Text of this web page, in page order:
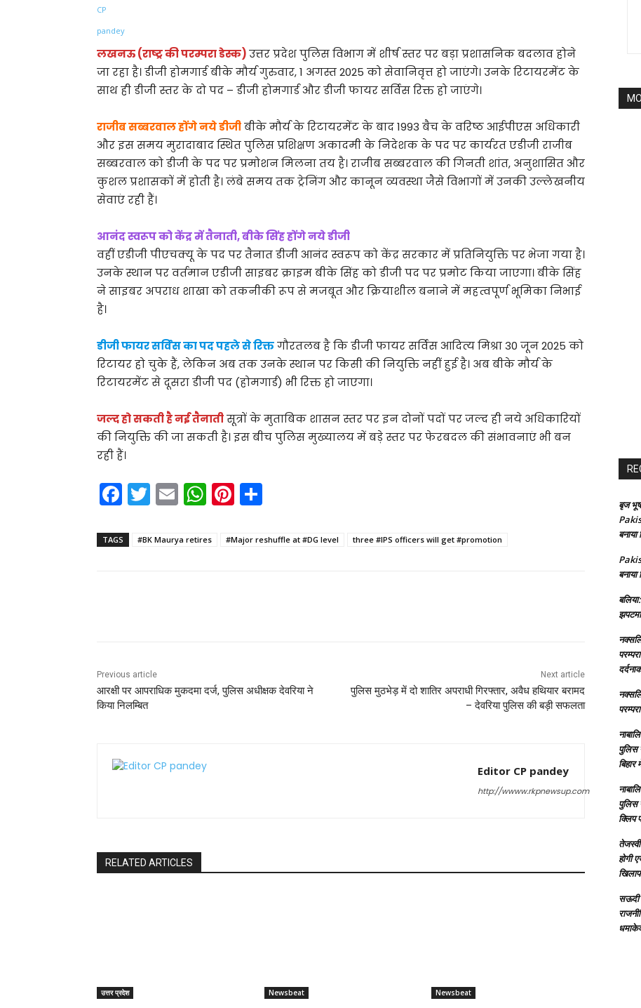
लखनऊ (राष्ट्र की परम्परा डेस्क)उत्तर प्रदेश पुलिस विभाग में शीर्ष स्तर पर बड़ा प्रशासनिक बदलाव होने
जा रहा है। डीजी होमगार्ड बीके मौर्य गुरुवार, 1 अगस्त 2025 को सेवानिवृत्त हो जाएंगे। उनके रिटायरमेंट के
साथ ही डीजी स्तर के दो पद – डीजी होमगार्ड और डीजी फायर सर्विस रिक्त हो जाएंगे।
राजीब सब्बरवाल होंगे नये डीजीबीके मौर्य के रिटायरमेंट के बाद 1993 बैच के वरिष्ठ आईपीएस अधिकारी
और इस समय मुरादाबाद स्थित पुलिस प्रशिक्षण अकादमी के निदेशक के पद पर कार्यरत एडीजी राजीब
सब्बरवाल को डीजी के पद पर प्रमोशन मिलना तय है। राजीब सब्बरवाल की गिनती शांत, अनुशासित और
कुशल प्रशासकों में होती है। लंबे समय तक ट्रेनिंग और कानून व्यवस्था जैसे विभागों में उनकी उल्लेखनीय
सेवाएं रही हैं।
आनंद स्वरूप को केंद्र में तैनाती, बीके सिंह होंगे नये डीजी
वहीं एडीजी पीएचक्यू के पद पर तैनात डीजी आनंद स्वरूप को केंद्र सरकार में प्रतिनियुक्ति पर भेजा गया है।
उनके स्थान पर वर्तमान एडीजी साइबर क्राइम बीके सिंह को डीजी पद पर प्रमोट किया जाएगा। बीके सिंह
ने साइबर अपराध शाखा को तकनीकी रूप से मजबूत और क्रियाशील बनाने में महत्वपूर्ण भूमिका निभाई
है।
डीजी फायर सर्विस का पद पहले से रिक्तगौरतलब है कि डीजी फायर सर्विस आदित्य मिश्रा 30 जून 2025 को
रिटायर हो चुके हैं, लेकिन अब तक उनके स्थान पर किसी की नियुक्ति नहीं हुई है। अब बीके मौर्य के
रिटायरमेंट से दूसरा डीजी पद (होमगार्ड) भी रिक्त हो जाएगा।
जल्द हो सकती है नई तैनातीसूत्रों के मुताबिक शासन स्तर पर इन दोनों पदों पर जल्द ही नये अधिकारियों
की नियुक्ति की जा सकती है। इस बीच पुलिस मुख्यालय में बड़े स्तर पर फेरबदल की संभावनाएं भी बन
रही हैं।
F
a
c
T
w
itt
E
m
ai
W
h
a
Pi
nt
er ar
TAGS #BK Maurya retires #Major reshuffle at #DG level three #IPS officers will get #promotion
Previous article
आरक्षी पर आपराधिक मुकदमा दर्ज, पुलिस अधीक्षक देवरिया ने
किया निलम्बित
Next article
पुलिस मुठभेड़ में दो शातिर अपराधी गिरफ्तार, अवैध हथियार बरामद
– देवरिया पुलिस की बड़ी सफलता
Editor CP pandey
http://wwww.rkpnewsup.com
RELATED ARTICLES
उत्तर प्रदेश Newsbeat Newsbeat
बृज
बनाया
बनाया
परम्परा
परम्परा
पुलिस
पुलिस
क्लिप
होगी
सऊदी